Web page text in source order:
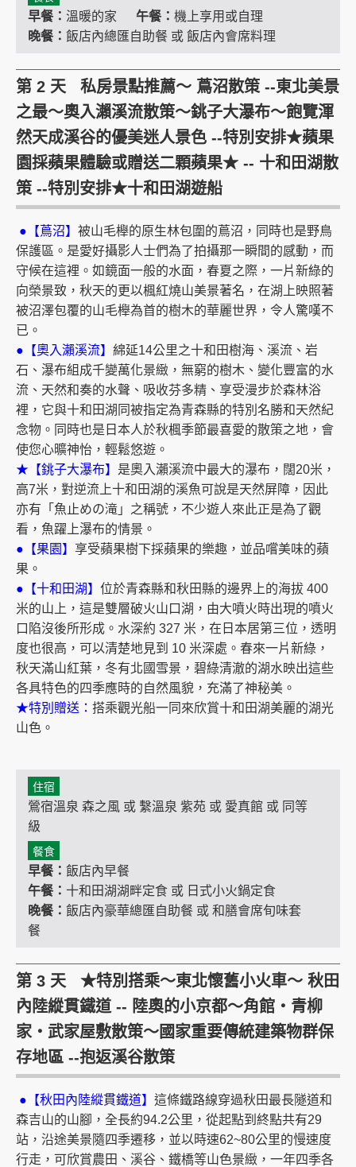
早餐： 溫暖的家 午餐： 機上享用或自理
晚餐： 飯店內總匯自助餐 或 飯店內會席料理
第 2 天 私房景點推薦～ 蔦沼散策 --東北美景
之最～奧入瀨溪流散策～銚子大瀑布～飽覽渾
然天成溪谷的優美迷人景色 --特別安排★蘋果
園採蘋果體驗或贈送二顆蘋果★ -- 十和田湖散
策 --特別安排★十和田湖遊船
●【蔦沼】 被山毛櫸的原生林包圍的蔦沼，同時也是野鳥
保護區。是愛好攝影人士們為了拍攝那一瞬間的感動，而
守候在這裡。如鏡面一般的水面，春夏之際，一片新綠的
向榮景致，秋天的更以楓紅燒山美景著名，在湖上映照著
被沼澤包覆的山毛櫸為首的樹木的華麗世界，令人驚嘆不
已。
●【奧入瀨溪流】 綿延14公里之十和田樹海、溪流、岩
石、瀑布組成千變萬化景緻，無窮的樹木、變化豐富的水
流、天然和奏的水聲、吸收芬多精、享受漫步於森林浴
裡，它與十和田湖同被指定為青森縣的特別名勝和天然紀
念物。同時也是日本人於秋楓季節最喜愛的散策之地，會
使您心曠神怡，輕鬆悠遊。
★【銚子大瀑布】 是奧入瀨溪流中最大的瀑布，闊20米，
高7米，對逆流上十和田湖的溪魚可說是天然屏障，因此
亦有「魚止めの滝」之稱號，不少遊人來此正是為了觀
看，魚躍上瀑布的情景。
●【果園】 享受蘋果樹下採蘋果的樂趣，並品嚐美味的蘋
果。
●【十和田湖】 位於青森縣和秋田縣的邊界上的海拔 400
米的山上，這是雙層破火山口湖，由大噴火時出現的噴火
口陷沒後所形成。水深約 327 米，在日本居第三位，透明
度也很高，可以清楚地見到 10 米深處。春來一片新綠，
秋天滿山紅葉，冬有北國雪景，碧綠清澈的湖水映出這些
各具特色的四季應時的自然風貌，充滿了神秘美。
★特別贈送： 搭乘觀光船一同來欣賞十和田湖美麗的湖光
山色。
住宿
鶯宿溫泉 森之風 或 繫溫泉 紫苑 或 愛真館 或 同等
級
餐食
早餐： 飯店內早餐
午餐： 十和田湖湖畔定食 或 日式小火鍋定食
晚餐： 飯店內豪華總匯自助餐 或 和膳會席旬味套
餐
第 3 天 ★特別搭乘～東北懷舊小火車～ 秋田
內陸縱貫鐵道 -- 陸奧的小京都～角館‧青柳
家‧武家屋敷散策～國家重要傳統建築物群保
存地區 --抱返溪谷散策
●【秋田內陸縱貫鐵道】 這條鐵路線穿過秋田最長隧道和
森吉山的山腳，全長約94.2公里，從起點到終點共有29
站，沿途美景隨四季遷移，並以時速62~80公里的慢速度
行走，可欣賞農田、溪谷、鐵橋等山色景緻，一年四季各